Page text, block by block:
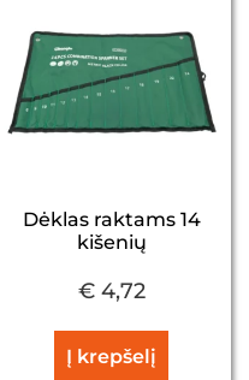
Dėklas raktams 14
kišenių
€4,72
Į krepšelį